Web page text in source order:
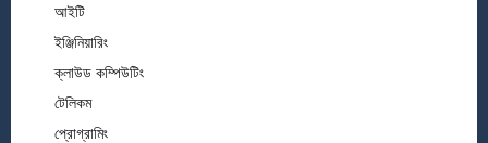
আইটি
ইঞ্জিনিয়ারিং
ক্লাউড কম্পিউটিং
টেলিকম
প্রোগ্রামিং